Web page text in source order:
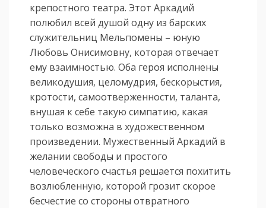
крепостного театра. Этот Аркадий
полюбил всей душой одну из барских
служительниц Мельпомены – юную
Любовь Онисимовну, которая отвечает
ему взаимностью. Оба героя исполнены
великодушия, целомудрия, бескорыстия,
кротости, самоотверженности, таланта,
внушая к себе такую симпатию, какая
только возможна в художественном
произведении. Мужественный Аркадий в
желании свободы и простого
человеческого счастья решается похитить
возлюбленную, которой грозит скорое
бесчестие со стороны отвратного